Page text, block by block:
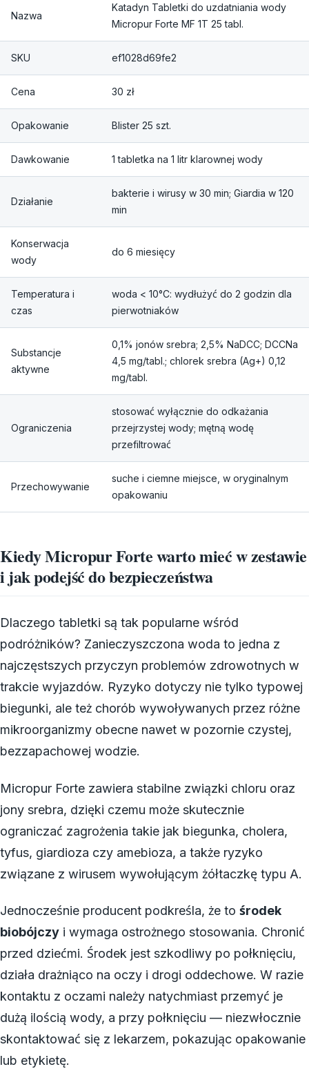
Nazwa
Katadyn Tabletki do uzdatniania wody
Micropur Forte MF 1T 25 tabl.
SKU ef1028d69fe2
Cena 30 zł
Opakowanie Blister 25 szt.
Dawkowanie 1 tabletka na 1 litr klarownej wody
Działanie
bakterie i wirusy w 30 min; Giardia w 120
min
Konserwacja
wody
do 6 miesięcy
Temperatura i
czas
woda < 10°C: wydłużyć do 2 godzin dla
pierwotniaków
Substancje
aktywne
0,1% jonów srebra; 2,5% NaDCC; DCCNa
4,5 mg/tabl.; chlorek srebra (Ag+) 0,12
mg/tabl.
Ograniczenia
stosować wyłącznie do odkażania
przejrzystej wody; mętną wodę
przefiltrować
Przechowywanie
suche i ciemne miejsce, w oryginalnym
opakowaniu
Kiedy Micropur Forte warto mieć w zestawie
i jak podejść do bezpieczeństwa
Dlaczego tabletki są tak popularne wśród
podróżników? Zanieczyszczona woda to jedna z
najczęstszych przyczyn problemów zdrowotnych w
trakcie wyjazdów. Ryzyko dotyczy nie tylko typowej
biegunki, ale też chorób wywoływanych przez różne
mikroorganizmy obecne nawet w pozornie czystej,
bezzapachowej wodzie.
Micropur Forte zawiera stabilne związki chloru oraz
jony srebra, dzięki czemu może skutecznie
ograniczać zagrożenia takie jak biegunka, cholera,
tyfus, giardioza czy amebioza, a także ryzyko
związane z wirusem wywołującym żółtaczkę typu A.
Jednocześnie producent podkreśla, że to środek
biobójczy i wymaga ostrożnego stosowania. Chronić
przed dziećmi. Środek jest szkodliwy po połknięciu,
działa drażniąco na oczy i drogi oddechowe. W razie
kontaktu z oczami należy natychmiast przemyć je
dużą ilością wody, a przy połknięciu — niezwłocznie
skontaktować się z lekarzem, pokazując opakowanie
lub etykietę.